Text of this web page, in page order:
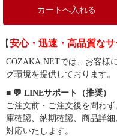
カートへ入れる
【安心・迅速・高品質な
COZAKA.NETでは、お客様
グ環境を提供しております。
■ 💬 LINEサポート（推奨）
ご注文前・ご注文後を問わ
庫確認、納期確認、商品詳
対応いたします。